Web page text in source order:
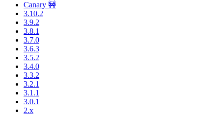
Canary 🚧
3.10.2
3.9.2
3.8.1
3.7.0
3.6.3
3.5.2
3.4.0
3.3.2
3.2.1
3.1.1
3.0.1
2.x